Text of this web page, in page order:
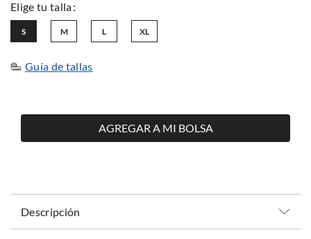
L
M
S XL
Guía de tallas
AGREGAR A MI BOLSA
Descripción